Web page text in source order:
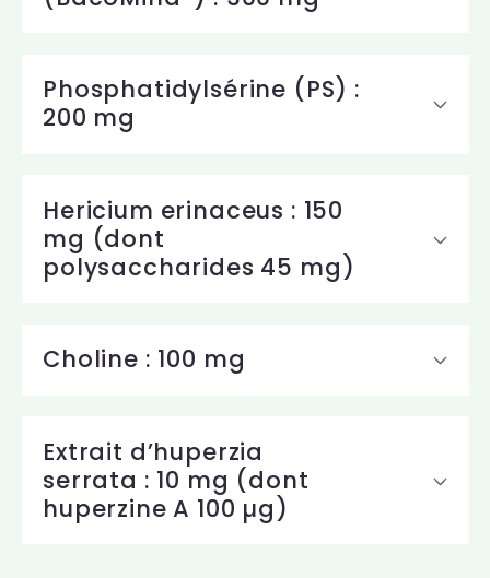
Phosphatidylsérine (PS) :
200 mg
Hericium erinaceus : 150
mg (dont
polysaccharides 45 mg)
Choline : 100 mg
Extrait d’huperzia
serrata : 10 mg (dont
huperzine A 100 µg)